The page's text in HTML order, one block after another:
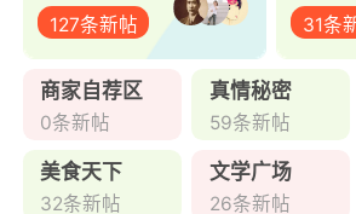
127条新帖 31条
商家自荐区
0条新帖
真情秘密
59条新帖
美食天下
32条新帖
文学广场
26条新帖